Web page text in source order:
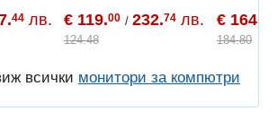
44 лв. € 119.00 / 232.74 лв.
124.48
€ 164.
184.80
всички монитори за компютри